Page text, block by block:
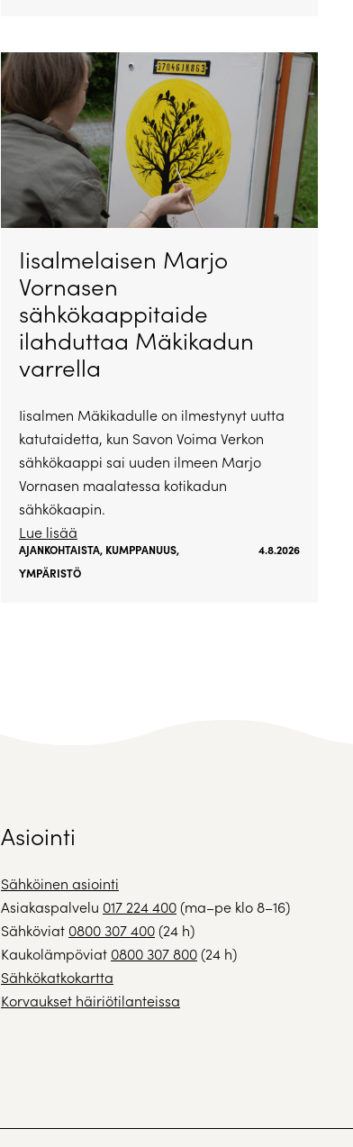
Iisalmelaisen Marjo
Vornasen
sähkökaappitaide
ilahduttaa Mäkikadun
varrella
Iisalmen Mäkikadulle on ilmestynyt uutta
katutaidetta, kun Savon Voima Verkon
sähkökaappi sai uuden ilmeen Marjo
Vornasen maalatessa kotikadun
sähkökaapin.
Lue lisää
AJANKOHTAISTA, KUMPPANUUS,
YMPÄRISTÖ
4.8.2026
Asiointi
Sähköinen asiointi
Asiakaspalvelu 017 224 400(ma–pe klo 8–16)
Sähköviat 0800 307 400(24 h)
Kaukolämpöviat 0800 307 800(24 h)
Sähkökatkokartta
Korvaukset häiriötilanteissa